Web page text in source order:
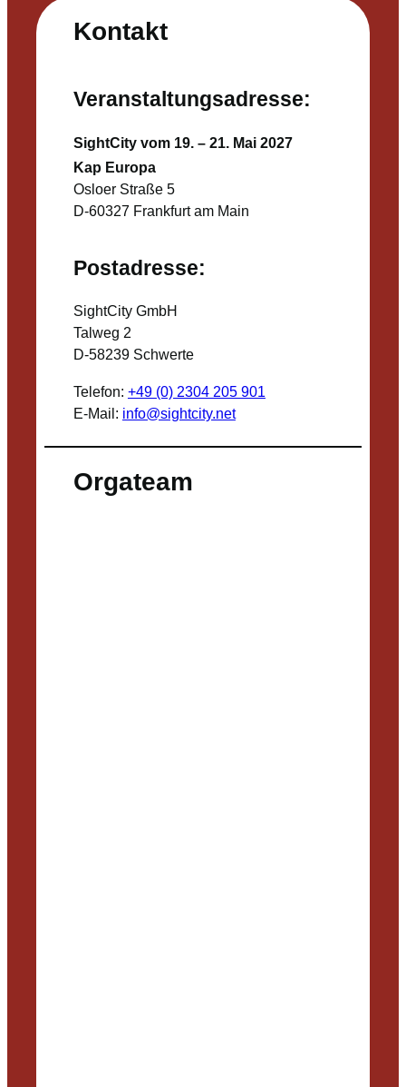
Kontakt
Veranstaltungsadresse:
SightCity vom 19. – 21. Mai 2027
Kap Europa
Osloer Straße 5
D-60327 Frankfurt am Main
Postadresse:
SightCity GmbH
Talweg 2
D-58239 Schwerte
Telefon: +49 (0) 2304 205 901
E-Mail: info@sightcity.net
Orgateam